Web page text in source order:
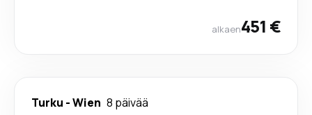
alkaen451 €
Turku -Wien 8 päivää